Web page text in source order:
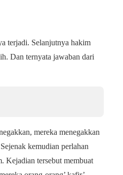
terjadi. Selanjutnya hakim
Dan ternyata jawaban dari
mereka menegakkan
kemudian perlahan
Kejadian tersebut membuat